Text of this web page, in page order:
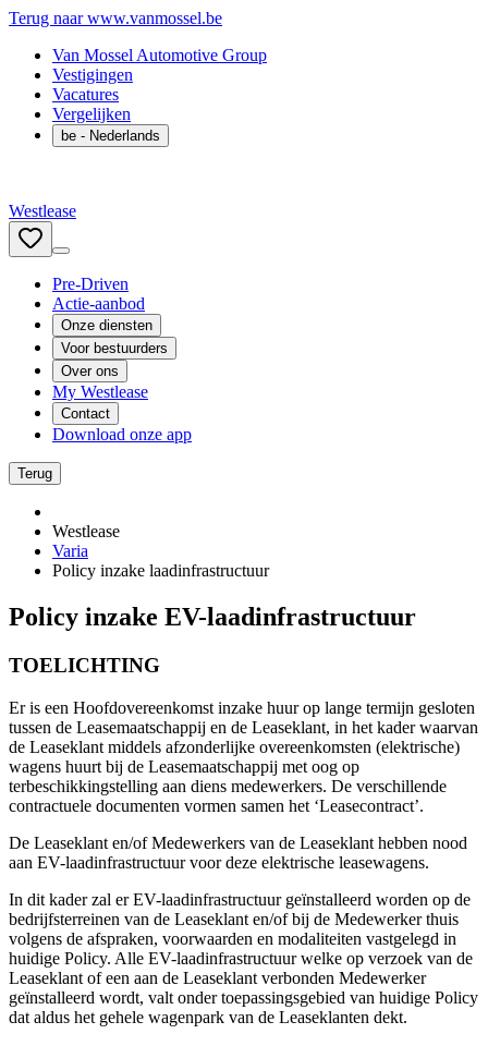
Terug naar www.vanmossel.be
Van Mossel Automotive Group
Vestigingen
Vacatures
Vergelijken
be - Nederlands
Westlease
Pre-Driven
Actie-aanbod
Onze diensten
Voor bestuurders
Over ons
My Westlease
Contact
Download onze app
Terug
Westlease
Varia
Policy inzake laadinfrastructuur
Policy inzake EV-laadinfrastructuur
TOELICHTING
Er is een Hoofdovereenkomst inzake huur op lange termijn gesloten
tussen de Leasemaatschappij en de Leaseklant, in het kader waarvan
de Leaseklant middels afzonderlijke overeenkomsten (elektrische)
wagens huurt bij de Leasemaatschappij met oog op
terbeschikkingstelling aan diens medewerkers. De verschillende
contractuele documenten vormen samen het ‘Leasecontract’.
De Leaseklant en/of Medewerkers van de Leaseklant hebben nood
aan EV-laadinfrastructuur voor deze elektrische leasewagens.
In dit kader zal er EV-laadinfrastructuur geïnstalleerd worden op de
bedrijfsterreinen van de Leaseklant en/of bij de Medewerker thuis
volgens de afspraken, voorwaarden en modaliteiten vastgelegd in
huidige Policy. Alle EV-laadinfrastructuur welke op verzoek van de
Leaseklant of een aan de Leaseklant verbonden Medewerker
geïnstalleerd wordt, valt onder toepassingsgebied van huidige Policy
dat aldus het gehele wagenpark van de Leaseklanten dekt.